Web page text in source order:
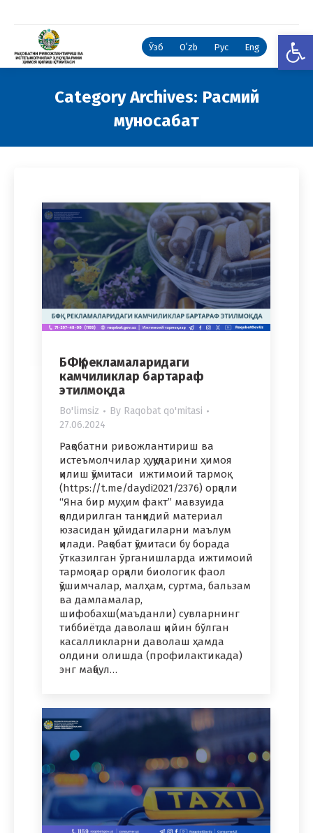
Ўзб Oʻzb Рус Eng
Category Archives: Расмий
муносабат
БФҚ рекламаларидаги
камчиликлар бартараф
этилмоқда
Bo'limsiz By Raqobat qo'mitasi
27.06.2024
Рақобатни ривожлантириш ва
истеъмолчилар ҳуқуқларини ҳимоя
қилиш қўмитаси ижтимоий тармоқ
(https://t.me/daydi2021/2376) орқали
“Яна бир муҳим факт” мавзуида
қолдирилган танқидий материал
юзасидан қуйидагиларни маълум
қилади. Рақобат қўмитаси бу борада
ўтказилган ўрганишларда ижтимоий
тармоқлар орқали биологик фаол
қўшимчалар, малҳам, суртма, бальзам
ва дамламалар,
шифобахш(маъданли) сувларнинг
тиббиётда даволаш қийин бўлган
касалликларни даволаш ҳамда
олдини олишда (профилактикада)
энг мақбул…